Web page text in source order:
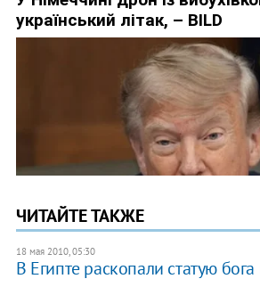
ЧИТАЙТЕ ТАКЖЕ
18 мая 2010, 05:30
В Египте раскопали статую